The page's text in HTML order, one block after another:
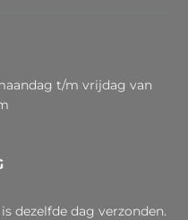
t/m vrijdag van
dezelfde dag verzonden.